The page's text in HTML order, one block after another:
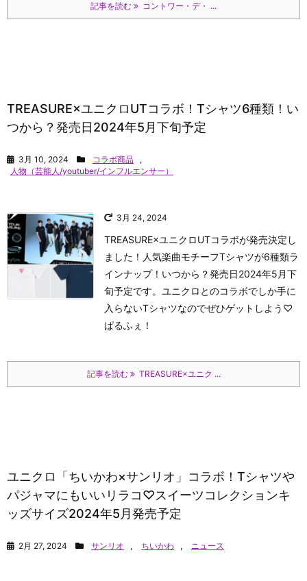
記事を読む コントワー・デ・ ...
TREASURE×ユニクロUTコラボ！Tシャツ6種類！い
つから？発売日2024年5月下旬予定
3月 10, 2024 コラボ商品
,
人物（芸能人/youtuber/インフルエンサー）
3月 24, 2024
TREASURE×ユニクロUTコラボが発売決定し
ました！人気楽曲モチーフTシャツが6種類ラ
インナップ！いつから？発売日2024年5月下
旬予定です。ユニクロとのコラボでしか手に
入らないTシャツなのでぜひゲットしよう♡
ぱるふぇ！
記事を読む TREASURE×ユニク ...
ユニクロ「ちいかわ×サンリオ」コラボ！Tシャツや
パジャマにもいいリラコ♡スイーツコレクションキ
ッズサイズ2024年5月発売予定
2月 27, 2024 サンリオ , ちいかわ , ニュース